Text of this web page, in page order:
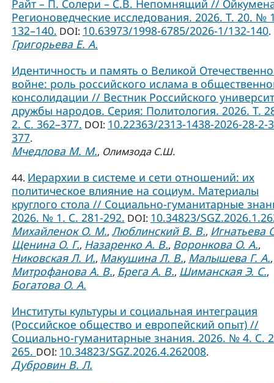
Райт – П. Солери – С.В. Непомнящий //
Регионоведческие исследования. 2026. Т. 20. №
132–140. DOI: 10.63973/1998-6785/2026-1/132-140.
Григорьева Е. А.
Идентичность и память о Великой
войне: роль российского ислама в
консолидации // Вестник Российского
дружбы народов. Серия: Политология. 2026. Т.
2. С. 362–377. DOI: 10.22363/2313-1438-2026-28-2-
377.
Мчедлова М. М., Олимзода С.Ш.
44. Иерархии в системе и сети отношений: их
политическое влияние на социум. Материалы
круглого стола // Социально-гуманитарные
2026. № 1. С. 281-292. DOI: 10.34823/
Михайленок О. М., Люблинский В. В., Игнатьева
Щенина О. Г., Назаренко А. В., Воронкова О. А.,
Никовская Л. И., Макушина Л. В., Малышева Г. А.,
Митрофанова А. В., Брега А. В., Шиманская Э. С.,
Богатова О. А.
Институты культуры и социальная интеграция
(Российское общество и европейский опыт) //
Социально-гуманитарные знания. 2026. № 4. С.
265. DOI: 10.34823/SGZ.2026.4.262008.
Дубровин В. Л.